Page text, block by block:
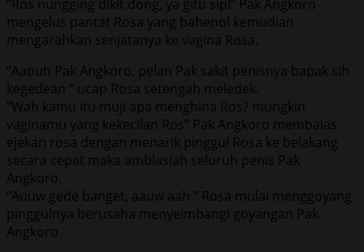
“Ros nungging dikit dong, ya gitu sip!” Pak Angkoro
mengelus pantat Rosa yang bahenol kemudian
mengarahkan senjatanya ke vagina Rosa.
“Aaouh Pak Angkoro, pelan Pak sakit penisnya bapak sih
kegedean ” ucap Rosa setengah meledek.
“Wah kamu itu muji apa menghina Ros? mungkin
vaginamu yang kekecilan Ros” Pak Angkoro membalas
ejekan rosa dengan menarik pinggul Rosa ke belakang
secara cepat maka amblaslah seluruh penis Pak
Angkoro.
“Auuw gede banget, aauw aah ” Rosa mulai menggoyang
pinggulnya berusaha menyeimbangi goyangan Pak
Angkoro